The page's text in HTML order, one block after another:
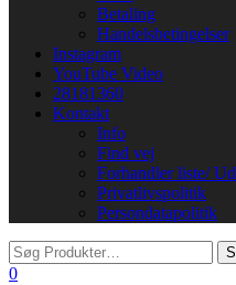
Betaling
Handelsbetingelser
Instagram
YouTube Video
28181360
Kontakt
Info
Find vej
Forhandler liste/
Privatlivspolitik
Persondatapolitik
0